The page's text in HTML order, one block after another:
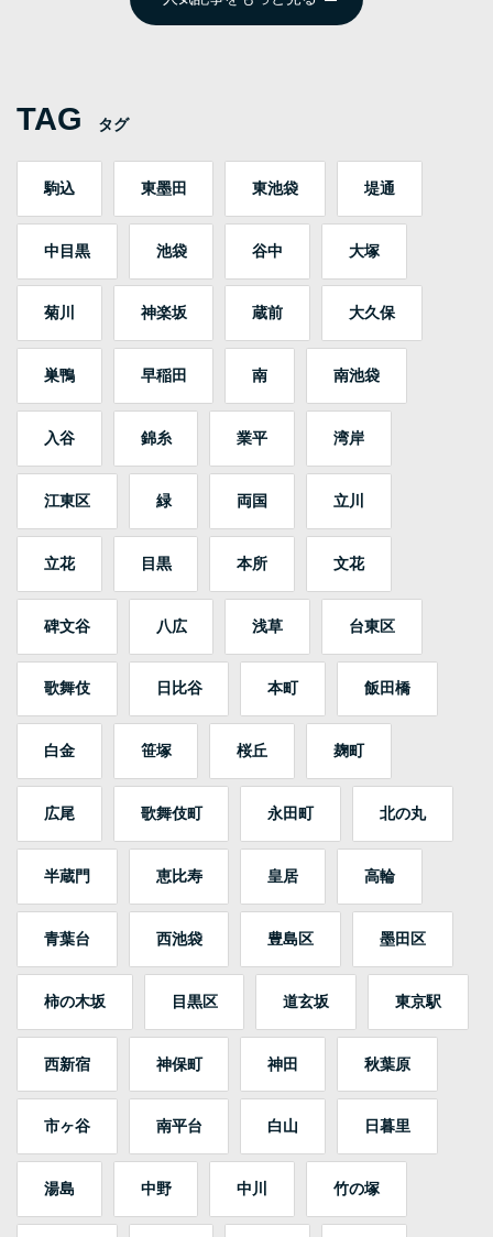
TAG タグ
駒込 東墨田 東池袋 堤通
中目黒 池袋 谷中 大塚
菊川 神楽坂 蔵前 大久保
巣鴨 早稲田 南 南池袋
入谷 錦糸 業平 湾岸
江東区 緑 両国 立川
立花 目黒 本所 文花
碑文谷 八広 浅草 台東区
歌舞伎 日比谷 本町 飯田橋
白金 笹塚 桜丘 麹町
広尾 歌舞伎町 永田町 北の丸
半蔵門 恵比寿 皇居 高輪
青葉台 西池袋 豊島区 墨田区
柿の木坂 目黒区 道玄坂 東京駅
西新宿 神保町 神田 秋葉原
市ヶ谷 南平台 白山 日暮里
湯島 中野 中川 竹の塚